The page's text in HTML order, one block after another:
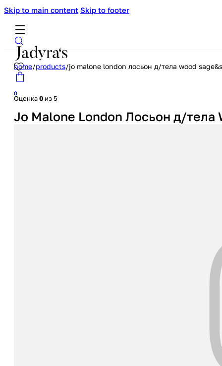
Skip to main content Skip to footer
0
home/products/jo malone london лосьон д/тела wood
Оценка0 из 5
Jo Malone London Лосьон д/тела